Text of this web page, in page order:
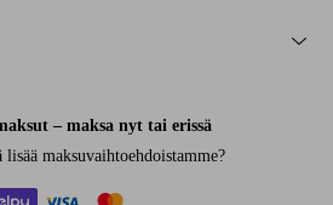
– maksa nyt tai erissä
lisää maksuvaihtoehdoistamme?